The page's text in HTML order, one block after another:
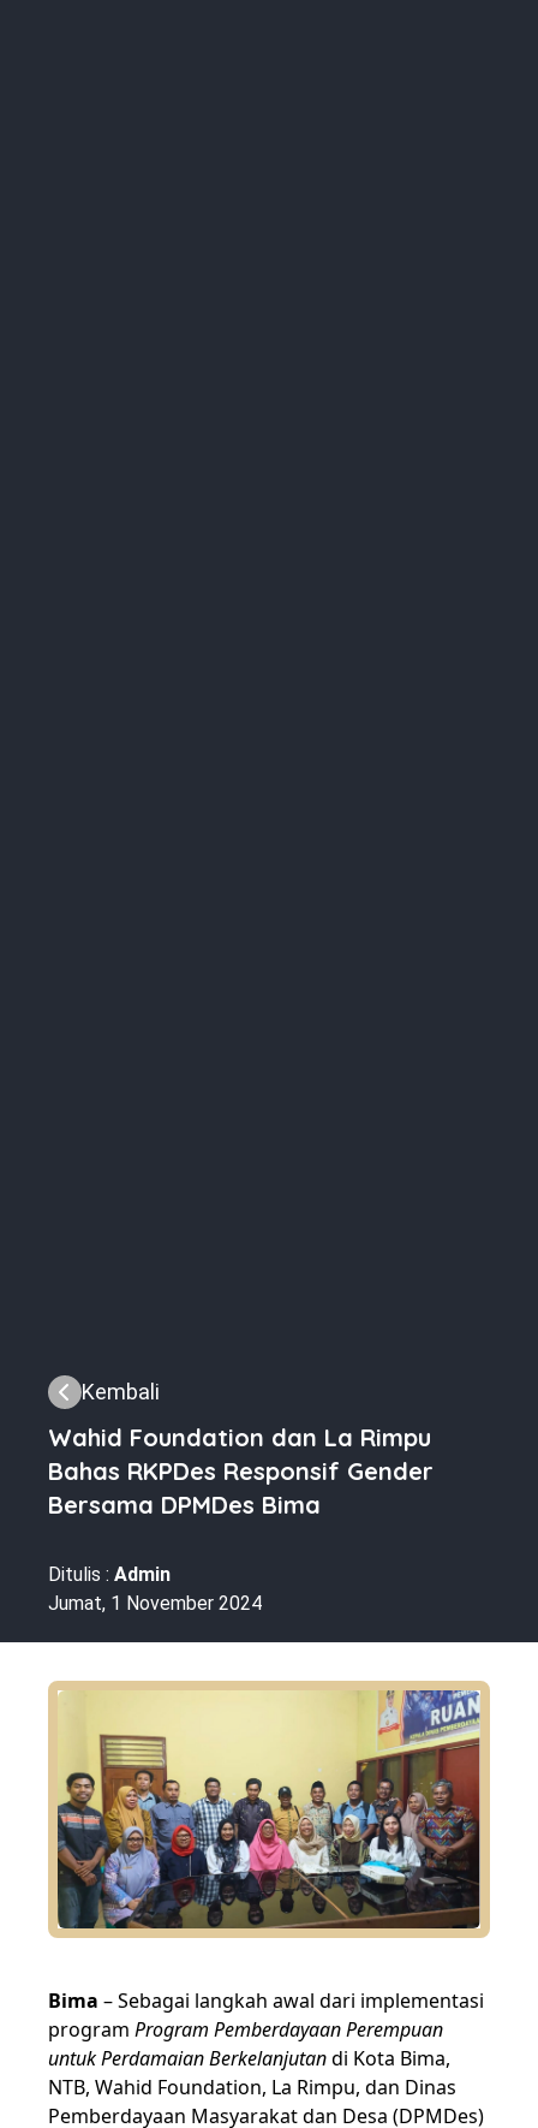
Kembali
Wahid Foundation dan La Rimpu
Bahas RKPDes Responsif Gender
Bersama DPMDes Bima
Ditulis : Admin
Jumat, 1 November 2024
Bima – Sebagai langkah awal dari implementasi
program Program Pemberdayaan Perempuan
untuk Perdamaian Berkelanjutandi Kota Bima,
NTB, Wahid Foundation, La Rimpu, dan Dinas
Pemberdayaan Masyarakat dan Desa (DPMDes)